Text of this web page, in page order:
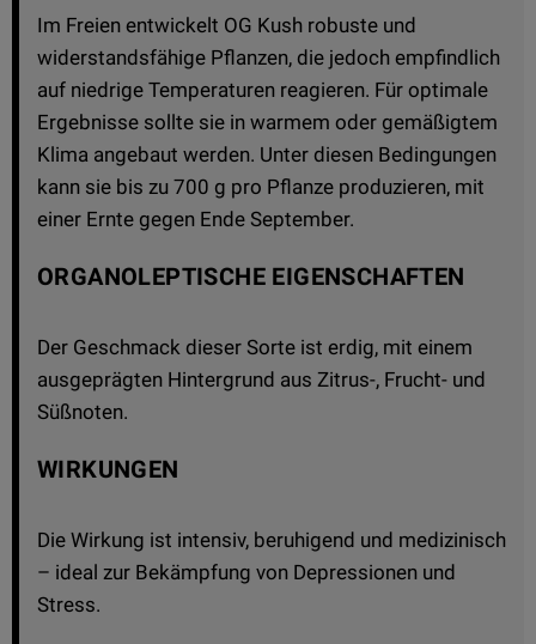
Im Freien entwickelt OG Kush robuste und
widerstandsfähige Pflanzen, die jedoch empfindlich
auf niedrige Temperaturen reagieren. Für optimale
Ergebnisse sollte sie in warmem oder gemäßigtem
Klima angebaut werden. Unter diesen Bedingungen
kann sie bis zu 700 g pro Pflanze produzieren, mit
einer Ernte gegen Ende September.
ORGANOLEPTISCHE EIGENSCHAFTEN
Der Geschmack dieser Sorte ist erdig, mit einem
ausgeprägten Hintergrund aus Zitrus-, Frucht- und
Süßnoten.
WIRKUNGEN
Die Wirkung ist intensiv, beruhigend und medizinisch
– ideal zur Bekämpfung von Depressionen und
Stress.